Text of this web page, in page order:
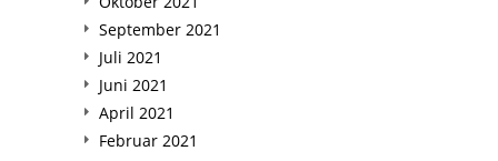
September 2021
Juli 2021
Juni 2021
April 2021
Februar 2021